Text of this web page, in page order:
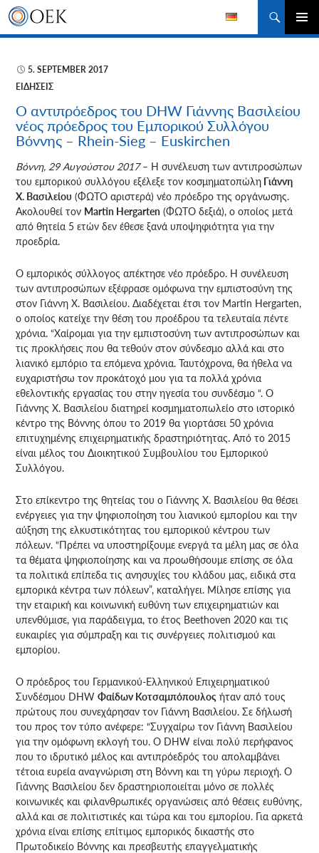
Αναζήτηση
ΚΎΡΙΟ
ΜΕΤΆΒΑΣΗ
5. SEPTEMBER 2017
ΕΙΔΉΣΕΙΣ
Ο αντιπρόεδρος του DHW Γιάννης Βασιλείου
νέος πρόεδρος του Εμπορικού Συλλόγου
Βόννης – Rhein-Sieg – Euskirchen
Βόννη, 29 Αυγούστου 2017– Η συνέλευση των αντιπροσώπων
του εμπορικού συλλόγου εξέλεξε τον κοσμηματοπώλη Γιάννη
Χ. Βασιλείου (ΦΩΤΟ αριστερά) νέο πρόεδρο της οργάνωσης.
Ακολουθεί τον Martin Hergarten (ΦΩΤΟ δεξιά), ο οποίος μετά
από θητεία 5 ετών δεν έθεσε ξανά υποψηφιότητα για την
προεδρία.
Ο εμπορικός σύλλογος απέκτησε νέο πρόεδρο. Η συνέλευση
των αντιπροσώπων εξέφρασε ομόφωνα την εμπιστοσύνη της
στον Γιάννη Χ. Βασιλείου. Διαδέχεται έτσι τον Martin Hergarten,
ο οποίος κατείχε την θέση του προέδρου τα τελευταία πέντε
χρόνια. “Χαίρομαι για την εμπιστοσύνη των αντιπροσώπων και
τις προκλήσεις που θα τεθούν στον σύνδεσμο αλλά και στο
λιανικό εμπόριο τα επόμενα χρόνια. Ταυτόχρονα, θα ήθελα να
ευχαριστήσω τον προκάτοχό μου για τα πολλά χρόνια
εθελοντικής εργασίας του στην ηγεσία του συνδέσμο “. Ο
Γιάννης Χ. Βασιλείου διατηρεί κοσμηματοπωλείο στο ιστορικό
κέντρο της Βόννης όπου το 2019 θα γιορτάσει 50 χρόνια
επιτυχημένης επιχειρηματικής δραστηριότητας. Από το 2015
είναι μέλος του Διοικητικού Συμβουλίου του Εμπορικού
Συλλόγου.
Στο επίκεντρο της θητείας του ο Γιάννης Χ. Βασιλείου θα θέσει
ενέργειες για την ψηφιοποίηση του λιανικού εμπορίου και την
αύξηση της ελκυστικότητας του εμπορικού κέντρου των
πόλεων. “Πρέπει να υποστηρίξουμε ενεργά τα μέλη μας σε όλα
τα θέματα ψηφιοποίησης και να προωθήσουμε επίσης σε όλα
τα πολιτικά επίπεδα τις ανησυχίες του κλάδου μας, ειδικά στα
εμπορικά κέντρα των πόλεων”, καταλήγει. Μίλησε επίσης για
την εταιρική και κοινωνική ευθύνη των επιχειρηματιών και
υπενθύμισε, για παράδειγμα, το έτος Beethoven 2020 και τις
ευκαιρίες για σύμπραξη και τις συνέργειες πολιτισμού και
εμπορίου.
Ο πρόεδρος του Γερμανικού-Ελληνικού Επιχειρηματικού
Συνδέσμου DHWΦαίδων Κοτσαμπόπουλος ήταν από τους
πρώτους που συνεχάρησαν τον Γιάννη Βασιλείου. Σε δήλωσή
του προς τον τύπο ανέφερε: “Συγχαίρω τον Γιάννη Βασιλείου
για την ομόφωνη εκλογή του. Ο DHW είναι πολύ περήφανος
που το ιδρυτικό μέλος και αντιπρόεδρός του απολαμβάνει
τέτοια ευρεία αναγνώριση στη Βόννη και τη γύρω περιοχή. Ο
Γιάννης Βασιλείου δεν δραστηριοποιείται μόνο σε πολλές
κοινωνικές και φιλανθρωπικές οργανώσεις από θέσεις ευθύνης,
αλλά και σε πολιτιστικές και τώρα και του εμπορίου. Για αρκετά
χρόνια είναι επίσης επίτιμος εμπορικός δικαστής στο
Πρωτοδικείο Βόννης και πρεσβευτής επαγγελματικής